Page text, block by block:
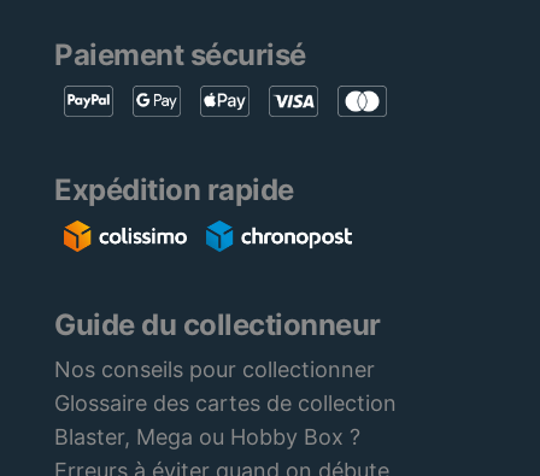
Paiement sécurisé
Expédition rapide
Guide du collectionneur
Nos conseils pour collectionner
Glossaire des cartes de collection
Blaster, Mega ou Hobby Box ?
Erreurs à éviter quand on débute